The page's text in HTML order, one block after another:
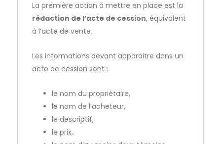
La première action à mettre en place est la
rédaction de l’acte de cession, équivalent
à l’acte de vente.
Les informations devant apparaitre dans un
acte de cession sont :
le nom du propriétaire,
le nom de l’acheteur,
le descriptif,
le prix,